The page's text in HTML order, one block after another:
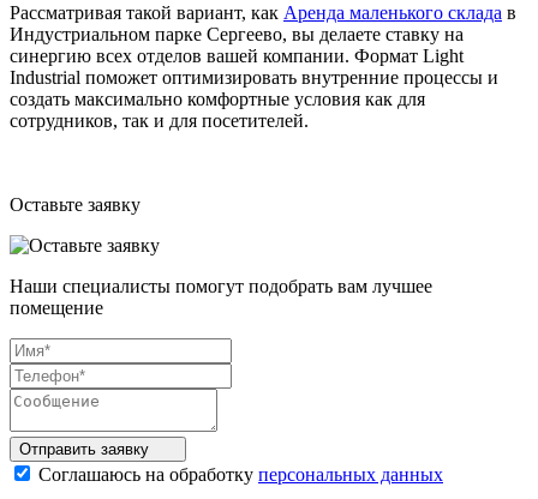
Рассматривая такой вариант, как Аренда маленького склада в
Индустриальном парке Сергеево, вы делаете ставку на
синергию всех отделов вашей компании. Формат Light
Industrial поможет оптимизировать внутренние процессы и
создать максимально комфортные условия как для
сотрудников, так и для посетителей.
Оставьте заявку
Наши специалисты помогут подобрать вам лучшее
помещение
Отправить заявку
Соглашаюсь на обработку персональных данных